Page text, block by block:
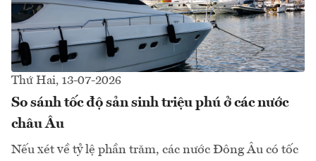
Thứ Hai, 13-07-2026
So sánh tốc độ sản sinh triệu phú ở các nước
châu Âu
Nếu xét về tỷ lệ phần trăm, các nước Đông Âu có tốc